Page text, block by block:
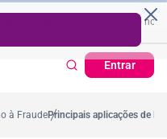
Percentual médio no ano
Entrar
Cartão de Crédito |
à FraudePrincipais aplicações de